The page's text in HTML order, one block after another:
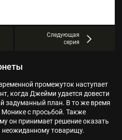
Следующая
серия
промежуток наступает
когда Джейми удается довести
задуманный план. В то же время
с просьбой. Также
он принимает решение оказать
товарищу.